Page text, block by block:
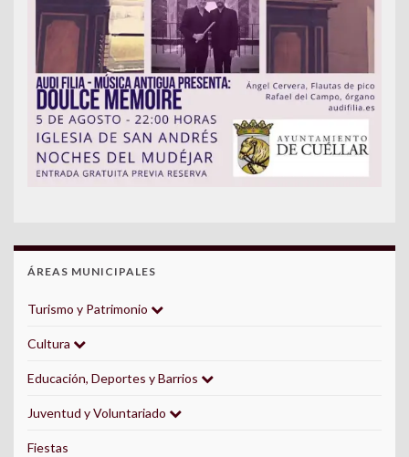
ÁREAS MUNICIPALES
Turismo y Patrimonio
Cultura
Educación, Deportes y Barrios
Juventud y Voluntariado
Fiestas